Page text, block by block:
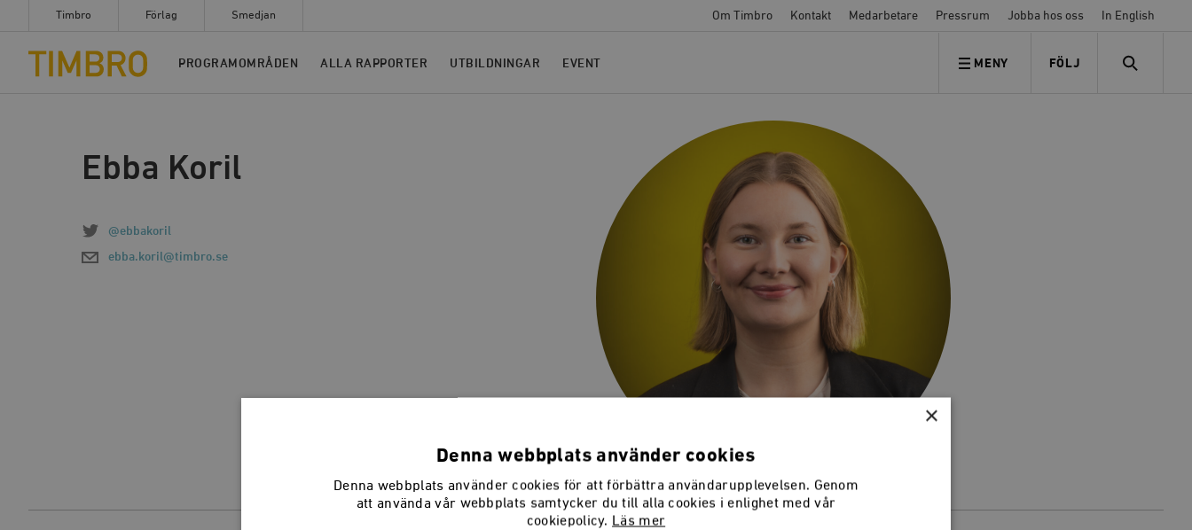
Timbro Förlag Smedjan Om Timbro Kontakt Medarbetare Pressrum Jobba hos oss In English
Timbro PROGRAMOMRÅDEN ALLA RAPPORTER UTBILDNINGAR EVENT MENY FÖLJ
FÖLJ OSS SEARCH
Ebba Koril
@ebbakoril
ebba.koril@timbro.se
×
Denna webbplats använder cookies
Denna webbplats använder cookies för att förbättra användarupplevelsen. Genom
att använda vår webbplats samtycker du till alla cookies i enlighet med vår
cookiepolicy. Läs mer